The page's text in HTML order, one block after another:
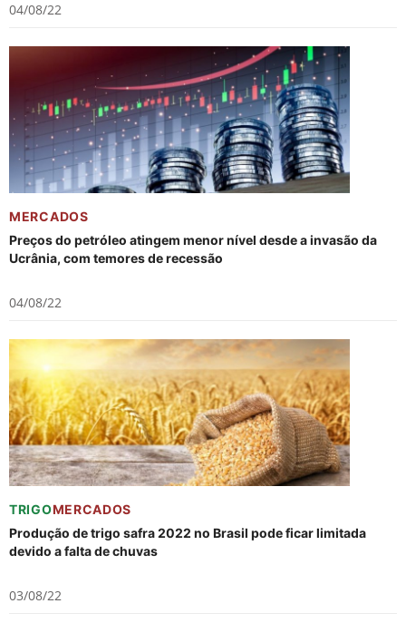
04/08/22
MERCADOS
Preços do petróleo atingem menor nível desde a invasão da
Ucrânia, com temores de recessão
04/08/22
TRIGOMERCADOS
Produção de trigo safra 2022 no Brasil pode ficar limitada
devido a falta de chuvas
03/08/22